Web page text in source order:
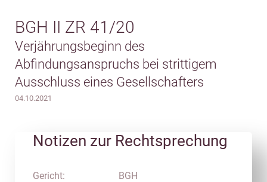
BGH II ZR 41/20
Verjährungsbeginn des
Abfindungsanspruchs bei strittigem
Ausschluss eines Gesellschafters
04.10.2021
Notizen zur Rechtsprechung
Gericht:
BGH